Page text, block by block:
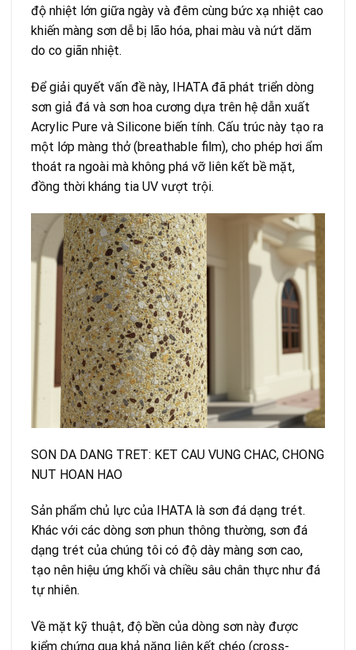
độ nhiệt lớn giữa ngày và đêm cùng bức xạ nhiệt cao
khiến màng sơn dễ bị lão hóa, phai màu và nứt dăm
do co giãn nhiệt.
Để giải quyết vấn đề này, IHATA đã phát triển dòng
sơn giả đá và sơn hoa cương dựa trên hệ dẫn xuất
Acrylic Pure và Silicone biến tính. Cấu trúc này tạo ra
một lớp màng thở (breathable film), cho phép hơi ẩm
thoát ra ngoài mà không phá vỡ liên kết bề mặt,
đồng thời kháng tia UV vượt trội.
SON DA DANG TRET: KET CAU VUNG CHAC, CHONG
NUT HOAN HAO
Sản phẩm chủ lực của IHATA là sơn đá dạng trét.
Khác với các dòng sơn phun thông thường, sơn đá
dạng trét của chúng tôi có độ dày màng sơn cao,
tạo nên hiệu ứng khối và chiều sâu chân thực như đá
tự nhiên.
Về mặt kỹ thuật, độ bền của dòng sơn này được
kiểm chứng qua khả năng liên kết chéo (cross-